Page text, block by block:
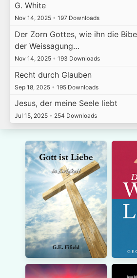
G. White
Nov 14, 2025 • 197 Downloads
Der Zorn Gottes, wie ihn die
der Weissagung…
Nov 14, 2025 • 193 Downloads
Recht durch Glauben
Sep 18, 2025 • 195 Downloads
Jesus, der meine Seele liebt
Jul 15, 2025 • 254 Downloads